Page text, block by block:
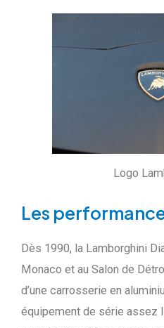
Logo
Les
Dès 1990, la Lamborghini
Monaco et au Salon de
d’une carrosserie en
équipement de série assez